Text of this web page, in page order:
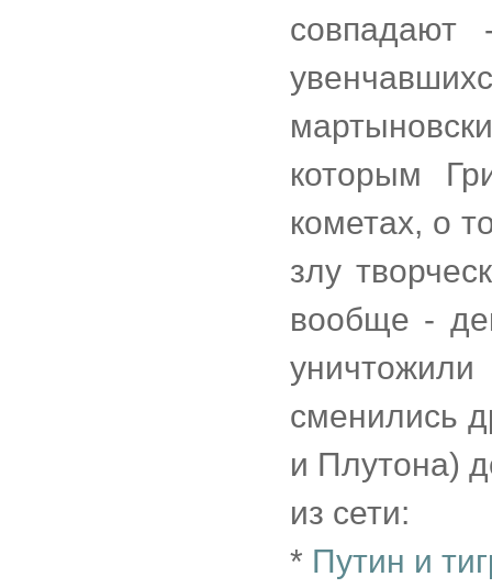
которым
кометах, о
злу
вообще -
сменились
и Плутона)
из сети:
* Путин и